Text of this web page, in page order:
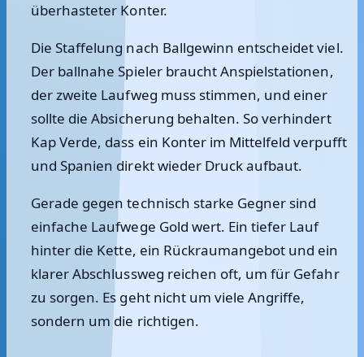
überhasteter Konter.
Die Staffelung nach Ballgewinn entscheidet viel.
Der ballnahe Spieler braucht Anspielstationen,
der zweite Laufweg muss stimmen, und einer
sollte die Absicherung behalten. So verhindert
Kap Verde, dass ein Konter im Mittelfeld verpufft
und Spanien direkt wieder Druck aufbaut.
Gerade gegen technisch starke Gegner sind
einfache Laufwege Gold wert. Ein tiefer Lauf
hinter die Kette, ein Rückraumangebot und ein
klarer Abschlussweg reichen oft, um für Gefahr
zu sorgen. Es geht nicht um viele Angriffe,
sondern um die richtigen.